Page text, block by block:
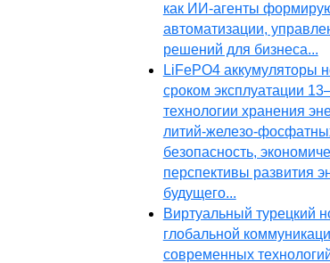
как ИИ-агенты
автоматизации,
решений для бизнеса...
LiFePO4 аккумуляторы
сроком эксплуатации
технологии хранения
литий-железо-
безопасность,
перспективы развития
будущего...
Виртуальный турецкий
глобальной
современных